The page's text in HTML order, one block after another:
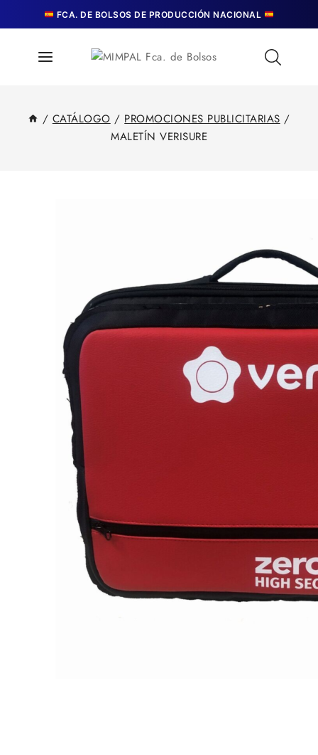
to
FCA. DE BOLSOS DE PRODUCCIÓN NACIONAL
/ CATÁLOGO / PROMOCIONES PUBLICITARIAS /
MALETÍN VERISURE